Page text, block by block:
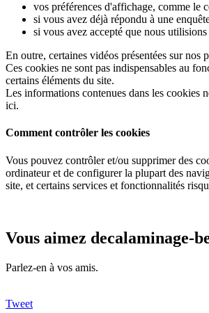
vos préférences d'affichage, comme le
si vous avez déjà répondu à une
si vous avez accepté que nous
En outre, certaines vidéos présentées sur
Ces cookies ne sont pas indispensables au
certains éléments du site.
Les informations contenues dans les cookies
ici.
Comment contrôler les cookies
Vous pouvez contrôler et/ou supprimer des
ordinateur et de configurer la plupart des
site, et certains services et fonctionnalités
Vous aimez decalaminage-
Parlez-en à vos amis.
Tweet